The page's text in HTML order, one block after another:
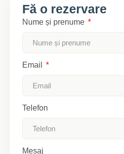
Fă o rezervare
Nume și prenume
Email
Telefon
Mesaj